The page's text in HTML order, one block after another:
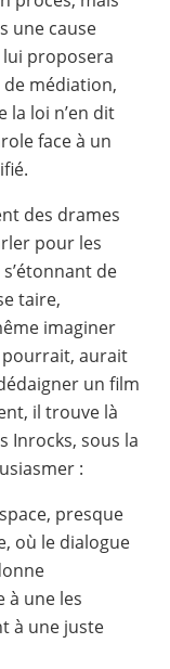
une cause
proposera
médiation,
loi n’en dit
face à un
des drames
pour les
de
taire,
imaginer
pourrait, aurait
un film
il trouve là
Inrocks, sous la
:
presque
où le dialogue
à une les
à une juste